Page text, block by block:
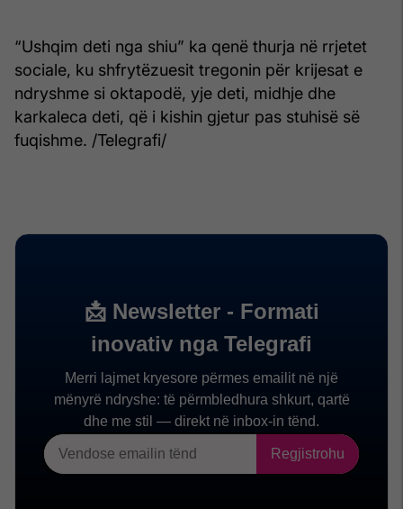
“Ushqim deti nga shiu” ka qenë thurja në rrjetet
sociale, ku shfrytëzuesit tregonin për krijesat e
ndryshme si oktapodë, yje deti, midhje dhe
karkaleca deti, që i kishin gjetur pas stuhisë së
fuqishme. /Telegrafi/